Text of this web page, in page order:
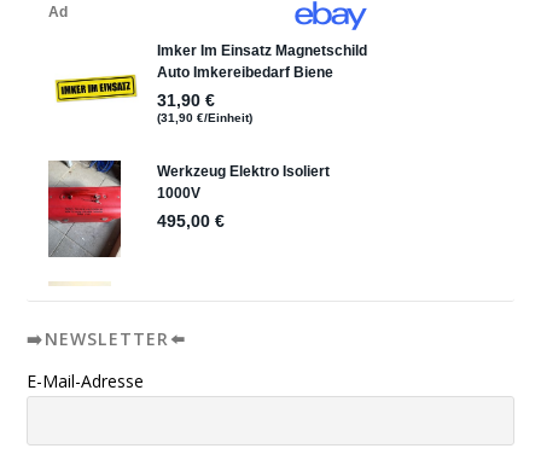
➡️NEWSLETTER⬅️
E-Mail-Adresse